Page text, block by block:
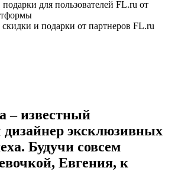
для пользователей FL.ru от
и подарки от партнеров FL.ru
– известный
дизайнер эксклюзивных
Будучи совсем
Евгения, к